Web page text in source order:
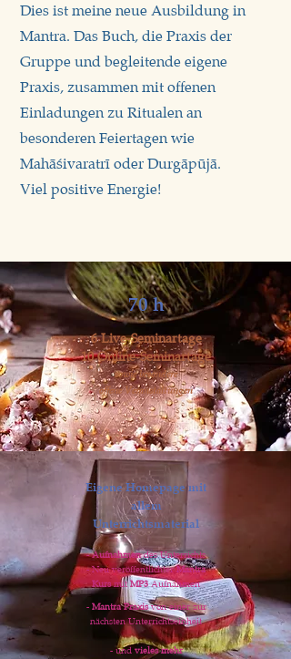
Dies ist meine neue Ausbildung in
Mantra. Das Buch, die Praxis der
Gruppe und begleitende eigene
Praxis, zusammen mit offenen
Einladungen zu Ritualen an
besonderen Feiertagen wie
Mahāśivaratrī oder Durgāpūjā.
Viel positive Energie!
70 h
6 Live-Seminartage
10 Online-Seminartage
sowie besondere
offene Veranstaltungen
Eigene Homepage mit
allem
Unterrichtsmaterial
-Aufnahmendes Unterrichts
- Neu veröffentlichterMantra
KursmitMP3Aufnahmen
- Mantra Praxisvon einer zur
nächsten Unterrichtseinheit
- und vieles mehr